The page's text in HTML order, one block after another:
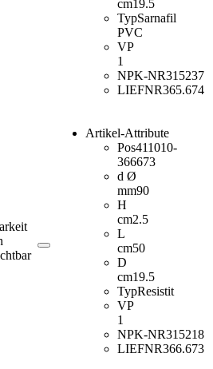
cm19.5
TypSarnafil
PVC
VP
1
NPK-NR315237
LIEFNR365.674
Artikel-Attribute
Pos411010-
366673
d Ø
mm90
H
cm2.5
L
cm50
D
cm19.5
TypResistit
VP
1
NPK-NR315218
LIEFNR366.673